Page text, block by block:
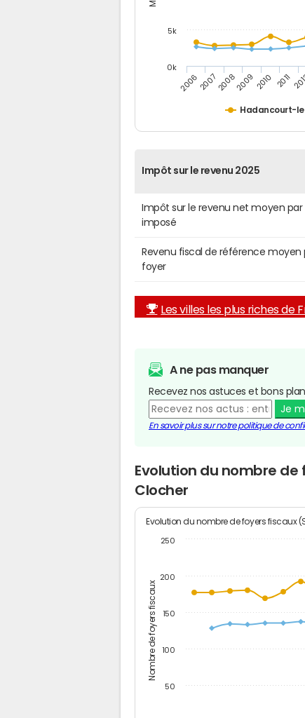
Hadancourt-
20062007200820092010 2011
0k
5k
Impôt sur le revenu 2025
Impôt sur le revenu net moyen par
imposé
Revenu fiscal de référence moyen
foyer
Les villes les plus riches de
A ne pas manquer
Recevez nos astuces et bons
Je
En savoir plus sur notre politique de
Evolution du nombre
Clocher
Nombre de foyers fiscaux
Evolution du nombre de foyers fiscaux
50
100
150
200
250